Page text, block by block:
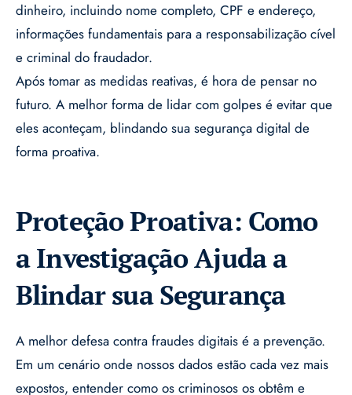
dinheiro, incluindo nome completo, CPF e endereço,
informações fundamentais para a responsabilização cível
e criminal do fraudador.
Após tomar as medidas reativas, é hora de pensar no
futuro. A melhor forma de lidar com golpes é evitar que
eles aconteçam, blindando sua segurança digital de
forma proativa.
Proteção Proativa: Como
a Investigação Ajuda a
Blindar sua Segurança
A melhor defesa contra fraudes digitais é a prevenção.
Em um cenário onde nossos dados estão cada vez mais
expostos, entender como os criminosos os obtêm e